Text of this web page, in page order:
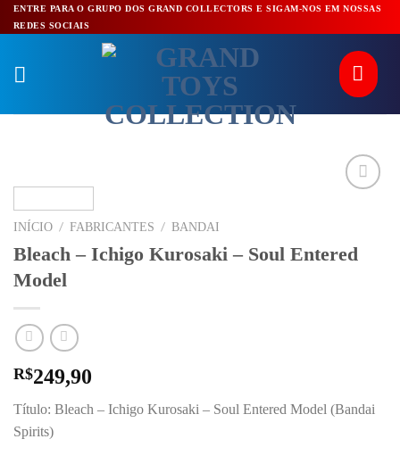
Pular
para
ENTRE PARA O GRUPO DOS GRAND COLLECTORS E SIGAM-NOS EM NOSSAS
REDES SOCIAIS
INÍCIO / FABRICANTES / BANDAI
Bleach – Ichigo Kurosaki – Soul Entered
Model
R$249,90
Título: Bleach – Ichigo Kurosaki – Soul Entered Model (Bandai
Spirits)